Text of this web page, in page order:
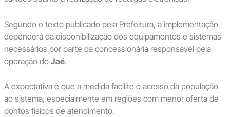
Segundo o texto publicado pela Prefeitura, a implementação
dependerá da disponibilização dos equipamentos e sistemas
necessários por parte da concessionária responsável pela
operação do Jaé.
A expectativa é que a medida facilite o acesso da população
ao sistema, especialmente em regiões com menor oferta de
pontos físicos de atendimento.